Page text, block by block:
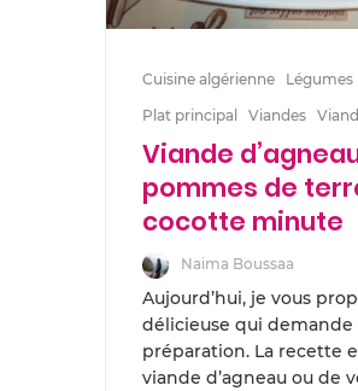
Cuisine algérienne Légumes
Plat principal
Viandes
Viande
pommes de
cocotte minute
Naima Boussaa
Aujourd’hui, je vous
délicieuse qui demande
préparation. La recette
viande d’agneau ou de